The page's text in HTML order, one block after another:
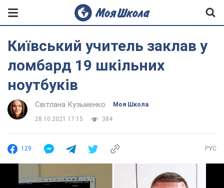
Київський учитель заклав у
ломбард 19 шкільних
ноутбуків
Світлана Кузьменко Моя Школа
28.10.2021 17:15 384
129 РУС